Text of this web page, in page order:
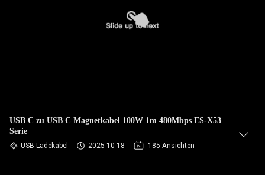
USB C zu USB C Magnetkabel 100W 1m 480Mbps ES-X53
Serie
USB-Ladekabel 2025-10-18 185 Ansichten